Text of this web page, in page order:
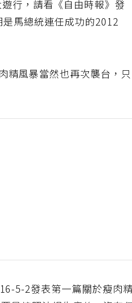
行，請看《自由時報》發
馬總統連任成功的2012
精風暴當然也再次襲台，只
5-2發表第一篇關於瘦肉精